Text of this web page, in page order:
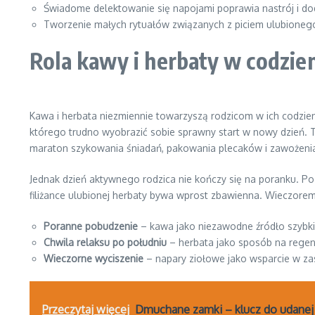
Świadome delektowanie się napojami poprawia nastrój i
Tworzenie małych rytuałów związanych z piciem
Rola kawy i herbaty w
Kawa i herbata niezmiennie towarzyszą rodzicom w ich
którego trudno wyobrazić sobie sprawny start w nowy dzień.
maraton szykowania śniadań, pakowania plecaków i
Jednak dzień aktywnego rodzica nie kończy się na poranku.
filiżance ulubionej herbaty bywa wprost zbawienna.
Poranne pobudzenie – kawa jako niezawodne źródło
Chwila relaksu po południu – herbata jako sposób na
Wieczorne wyciszenie – napary ziołowe jako wsparcie w
Przeczytaj więcej Dmuchane zamki – klucz do